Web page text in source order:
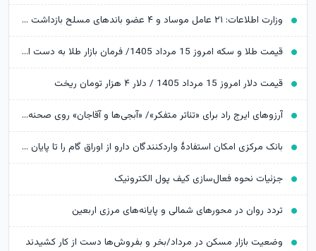
وزارت اطلاعات: ۲۱ عامل موساد و ۴ عضو باندهای مسلح بازداشت شدند
قیمت طلا و سکه امروز 15 مرداد 1405/ فرمان بازار طلا به دست اونس جهانی افتاد
قیمت دلار امروز 15 مرداد 1405 / دلار ۴ هزار تومان ریخت
آرزوهای ایرج راد برای «تئاتر متفکر»/ «آبجی‌ها و آقاجان» روی صحنه می‌رود
بانک مرکزی امکان استفادۀ واردکنندگان دارو از اوراق گام را تا پایان امسال تمدید کرد
جزئیات نحوه فعال‌سازی کیف پول الکترونیک
تردد روان در محورهای شمالی و پایانه‌های مرزی اربعین
وضعیت بازار مسکن در مرداد/بخر و بفروش‌ها دست از کار کشیدند